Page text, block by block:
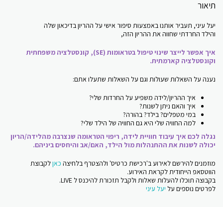
תיאור
יעל עיני, תעביר אותנו באמצעות סיפור אישי על ההריון בדיכאון שלה
והילד החרדתי שחווה את ההריון הזה,
איך אפשר לייצר שינוי טיפול בטראומות (SE), קונסטלציה משפחתית
וקונסטלציה קארמתית.
נענה על השאלות שעולות וגם על השאלות שתעלו אתם:
איך ההריון/לידה משפיע על החרדות שלי?
איך והאם ניתן לשנות?
במי מטפלים? בילד? בהורה?
למה החוויה שלי היא גם החוויה של הילד שלי?
נגלה לכם איך עיבוד חוויית לידה, ריפוי הטראומה שנצרבה מהלידה/הריון
יכולה לשנות את ההתנהלות מול הילד, האם/אב והיחסים ביניהם.
מוזמנים להירשם לאירוע ב'רכישת כרטיס' ולהצטרף בלחיצה כאןלקבוצת
הווטסאפ הייחודית לקראת האירוע.
בקבוצה תוכלו להעלות שאלות ולקבל תזכורת להיכנס ל LIVE.
לפרטים נוספים על יעל עיני